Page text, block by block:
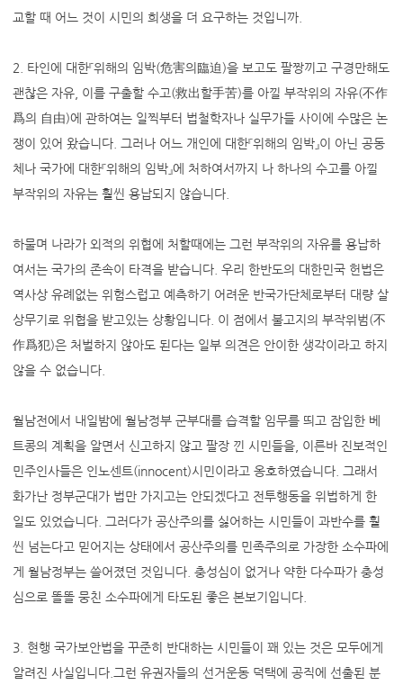
교할 때 어느 것이 시민의 희생을 더 요구하는 것입니까.
2. 타인에 대한『위해의 임박(危害의臨迫)을 보고도 팔짱끼고 구경만해도
괜찮은 자유, 이를 구출할 수고(救出할手苦)를 아낄 부작위의 자유(不作
爲의 自由)에 관하여는 일찍부터 법철학자나 실무가들 사이에 수많은 논
쟁이 있어 왔습니다. 그러나 어느 개인에 대한『위해의 임박』이 아닌 공동
체나 국가에 대한『위해의 임박』에 처하여서까지 나 하나의 수고를 아낄
부작위의 자유는 훨씬 용납되지 않습니다.
하물며 나라가 외적의 위협에 처할때에는 그런 부작위의 자유를 용납하
여서는 국가의 존속이 타격을 받습니다. 우리 한반도의 대한민국 헌법은
역사상 유례없는 위험스럽고 예측하기 어려운 반국가단체로부터 대량 살
상무기로 위협을 받고있는 상황입니다. 이 점에서 불고지의 부작위범(不
作爲犯)은 처벌하지 않아도 된다는 일부 의견은 안이한 생각이라고 하지
않을 수 없습니다.
월남전에서 내일밤에 월남정부 군부대를 습격할 임무를 띄고 잠입한 베
트콩의 계획을 알면서 신고하지 않고 팔장 낀 시민들을, 이른바 진보적인
민주인사들은 인노센트(innocent)시민이라고 옹호하였습니다. 그래서
화가난 정부군대가 법만 가지고는 안되겠다고 전투행동을 위법하게 한
일도 있었습니다. 그러다가 공산주의를 싫어하는 시민들이 과반수를 훨
씬 넘는다고 믿어지는 상태에서 공산주의를 민족주의로 가장한 소수파에
게 월남정부는 쓸어졌던 것입니다. 충성심이 없거나 약한 다수파가 충성
심으로 똘똘 뭉친 소수파에게 타도된 좋은 본보기입니다.
3. 현행 국가보안법을 꾸준히 반대하는 시민들이 꽤 있는 것은 모두에게
알려진 사실입니다.그런 유권자들의 선거운동 덕택에 공직에 선출된 분